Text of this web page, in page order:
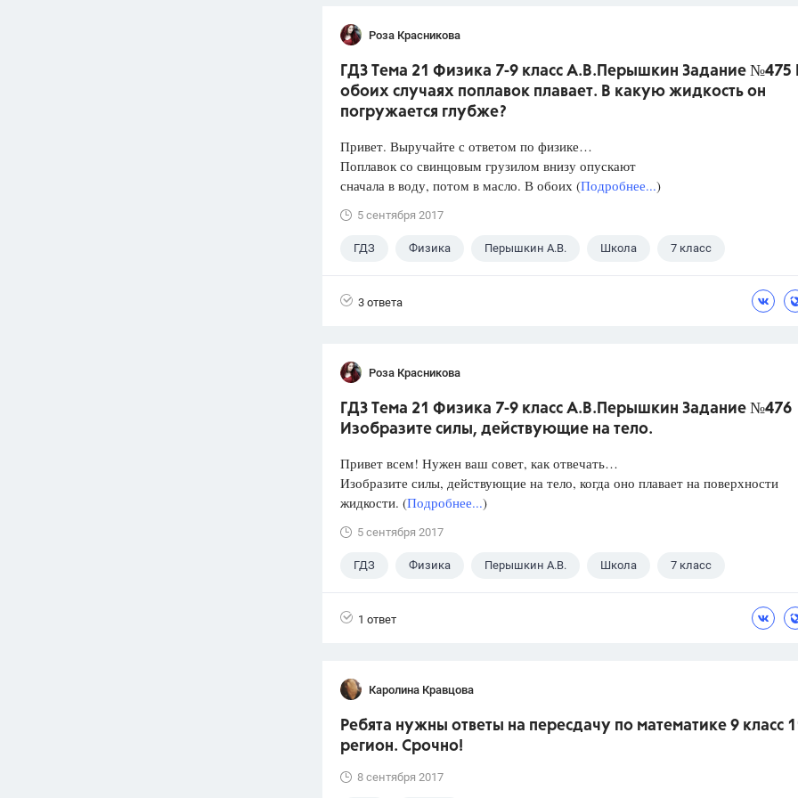
Роза Красникова
ГДЗ Тема 21 Физика 7-9 класс А.В.Перышкин Задание №475
обоих случаях поплавок плавает. В какую жидкость он
погружается глубже?
Привет. Выручайте с ответом по физике…
Поплавок со свинцовым грузилом внизу опускают
сначала в воду, потом в масло. В обоих (Подробнее...)
5 сентября 2017
ГДЗ Физика Перышкин А.В. Школа 7 класс
3 ответа
Роза Красникова
ГДЗ Тема 21 Физика 7-9 класс А.В.Перышкин Задание №476
Изобразите силы, действующие на тело.
Привет всем! Нужен ваш совет, как отвечать…
Изобразите силы, действующие на тело, когда оно плавает на поверхности
жидкости. (Подробнее...)
5 сентября 2017
ГДЗ Физика Перышкин А.В. Школа 7 класс
1 ответ
Каролина Кравцова
Ребята нужны ответы на пересдачу по математике 9 класс
регион. Срочно!
8 сентября 2017